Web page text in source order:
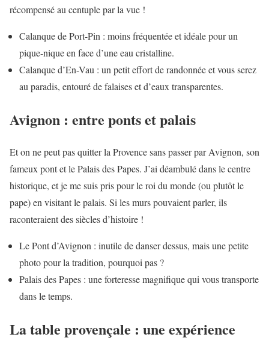
récompensé au centuple par la vue !
Calanque de Port-Pin : moins fréquentée et idéale pour un
pique-nique en face d’une eau cristalline.
Calanque d’En-Vau : un petit effort de randonnée et vous serez
au paradis, entouré de falaises et d’eaux transparentes.
Avignon : entre ponts et palais
Et on ne peut pas quitter la Provence sans passer par Avignon, son
fameux pont et le Palais des Papes. J’ai déambulé dans le centre
historique, et je me suis pris pour le roi du monde (ou plutôt le
pape) en visitant le palais. Si les murs pouvaient parler, ils
raconteraient des siècles d’histoire !
Le Pont d’Avignon : inutile de danser dessus, mais une petite
photo pour la tradition, pourquoi pas ?
Palais des Papes : une forteresse magnifique qui vous transporte
dans le temps.
La table provençale : une expérience